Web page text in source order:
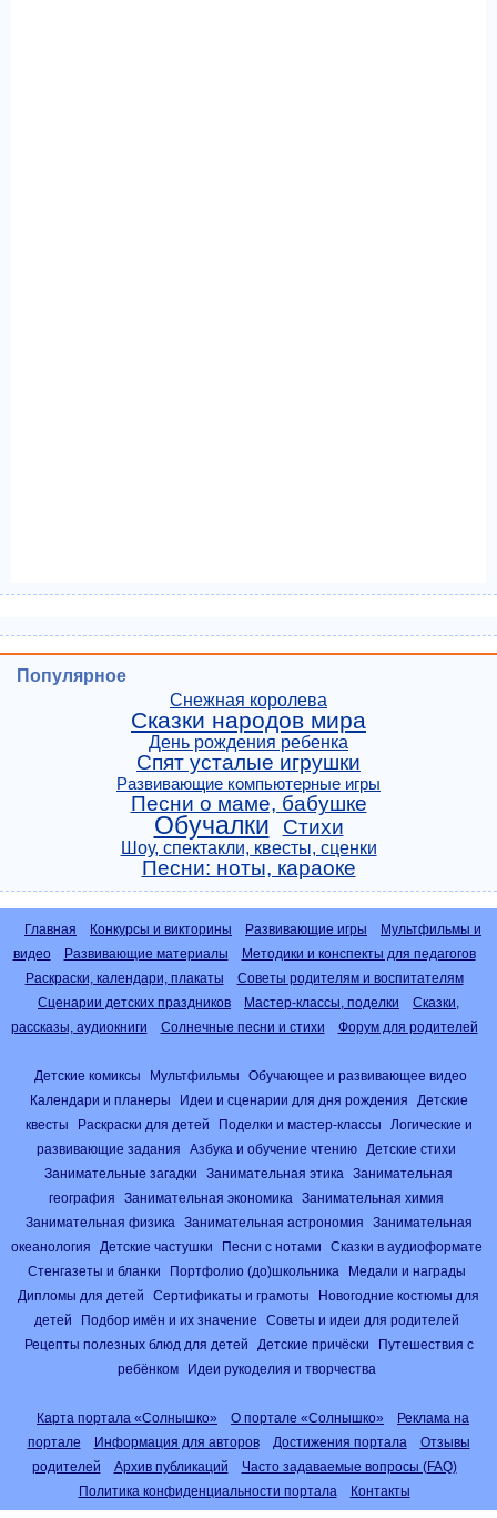
Популярное
Снежная королева
Сказки народов мира
День рождения ребенка
Спят усталые игрушки
Развивающие компьютерные игры
Песни о маме, бабушке
Обучалки Стихи
Шоу, спектакли, квесты, сценки
Песни: ноты, караоке
Главная Конкурсы и викторины Развивающие игры
Мультфильмы и
видео
Развивающие материалы
Методики и конспекты для педагогов
Раскраски, календари, плакаты
Советы родителям и воспитателям
Сценарии детских праздников
Мастер-классы, поделки
Сказки,
рассказы, аудиокниги
Солнечные песни и стихи Форум для родителей
Детские комиксы Мультфильмы
Обучающее и развивающее видео
Календари и планеры
Идеи и сценарии для дня рождения
Детские
квесты
Раскраски для детей Поделки и мастер-классы
Логические и
развивающие задания
Азбука и обучение чтению
Детские стихи
Занимательные загадки
Занимательная этика
Занимательная
география
Занимательная экономика
Занимательная химия
Занимательная физика
Занимательная астрономия
Занимательная
океанология
Детские частушки Песни с нотами
Сказки в аудиоформате
Стенгазеты и бланки
Портфолио (до)школьника
Медали и награды
Дипломы для детей
Сертификаты и грамоты
Новогодние костюмы для
детей
Подбор имён и их значение
Советы и идеи для родителей
Рецепты полезных блюд для детей
Детские причёски
Путешествия с
ребёнком
Идеи рукоделия и творчества
Карта портала «Солнышко» О портале «Солнышко»
Реклама на
портале
Информация для авторов Достижения портала
Отзывы
родителей
Архив публикаций
Часто задаваемые вопросы (FAQ)
Политика конфиденциальности портала
Контакты